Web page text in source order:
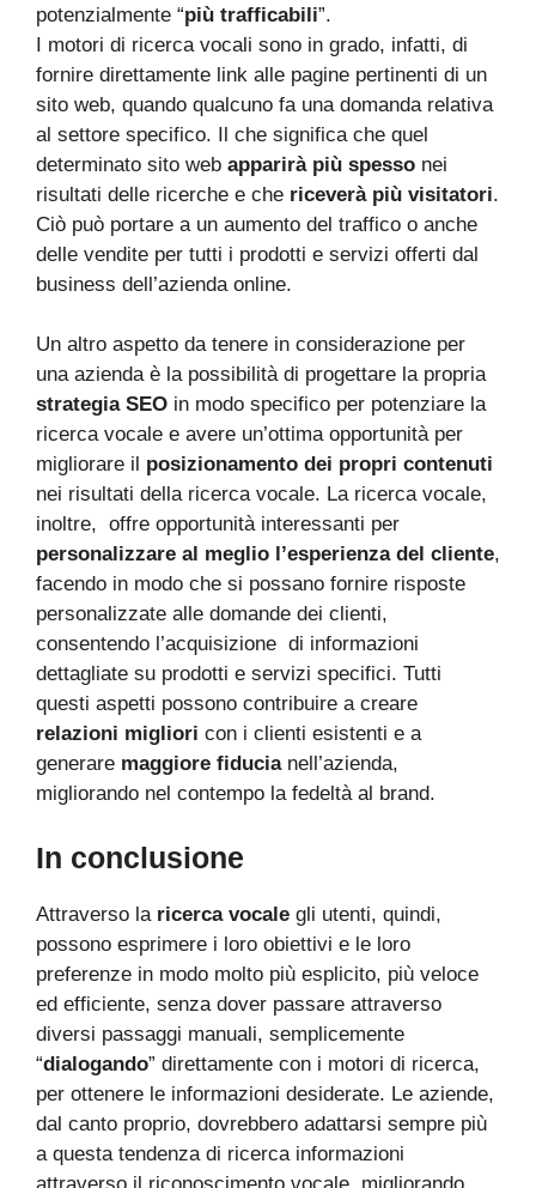
potenzialmente “più trafficabili”.
I motori di ricerca vocali sono in grado, infatti, di
fornire direttamente link alle pagine pertinenti di un
sito web, quando qualcuno fa una domanda relativa
al settore specifico. Il che significa che quel
determinato sito web apparirà più spesso nei
risultati delle ricerche e che riceverà più visitatori.
Ciò può portare a un aumento del traffico o anche
delle vendite per tutti i prodotti e servizi offerti dal
business dell’azienda online.
Un altro aspetto da tenere in considerazione per
una azienda è la possibilità di progettare la propria
strategia SEO in modo specifico per potenziare la
ricerca vocale e avere un’ottima opportunità per
migliorare il posizionamento dei propri contenuti
nei risultati della ricerca vocale. La ricerca vocale,
inoltre, offre opportunità interessanti per
personalizzare al meglio l’esperienza del cliente,
facendo in modo che si possano fornire risposte
personalizzate alle domande dei clienti,
consentendo l’acquisizione di informazioni
dettagliate su prodotti e servizi specifici. Tutti
questi aspetti possono contribuire a creare
relazioni migliori con i clienti esistenti e a
generare maggiore fiducianell’azienda,
migliorando nel contempo la fedeltà al brand.
In conclusione
Attraverso la ricerca vocale gli utenti, quindi,
possono esprimere i loro obiettivi e le loro
preferenze in modo molto più esplicito, più veloce
ed efficiente, senza dover passare attraverso
diversi passaggi manuali, semplicemente
“dialogando” direttamente con i motori di ricerca,
per ottenere le informazioni desiderate. Le aziende,
dal canto proprio, dovrebbero adattarsi sempre più
a questa tendenza di ricerca informazioni
attraverso il riconoscimento vocale, migliorando